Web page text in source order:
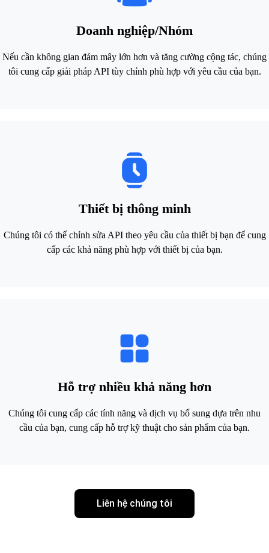
Doanh nghiệp/Nhóm
Nếu cần không gian đám mây lớn hơn và tăng cường cộng tác, chúng
tôi cung cấp giải pháp API tùy chỉnh phù hợp với yêu cầu của bạn.
Thiết bị thông minh
Chúng tôi có thể chỉnh sửa API theo yêu cầu của thiết bị bạn để cung
cấp các khả năng phù hợp với thiết bị của bạn.
Hỗ trợ nhiều khả năng hơn
Chúng tôi cung cấp các tính năng và dịch vụ bổ sung dựa trên nhu
cầu của bạn, cung cấp hỗ trợ kỹ thuật cho sản phẩm của bạn.
Liên hệ chúng tôi